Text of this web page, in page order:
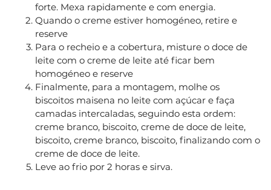
forte. Mexa rapidamente e com energia.
Quando o creme estiver homogéneo, retire e
reserve
Para o recheio e a cobertura, misture o doce de
leite com o creme de leite até ficar bem
homogéneo e reserve
Finalmente, para a montagem, molhe os
biscoitos maisena no leite com açúcar e faça
camadas intercaladas, seguindo esta ordem:
creme branco, biscoito, creme de doce de leite,
biscoito, creme branco, biscoito, finalizando com o
creme de doce de leite.
Leve ao frio por 2 horas e sirva.